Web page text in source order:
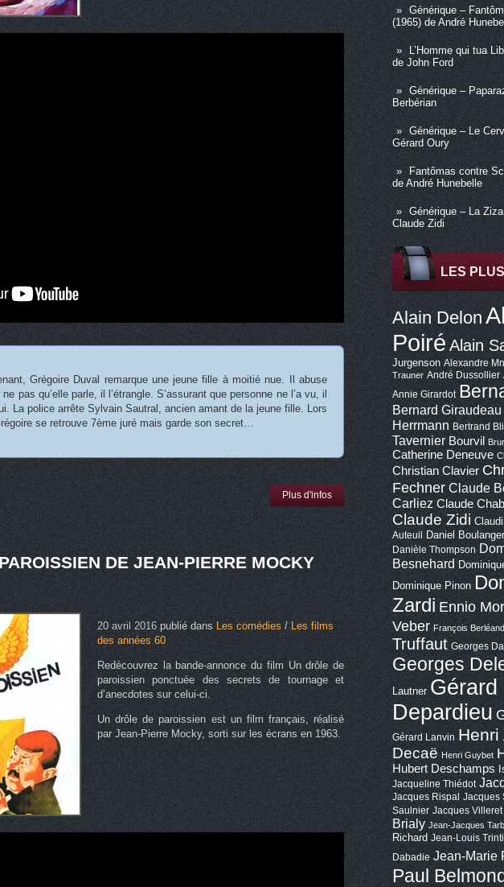
Générique –
(1965) de André
L’Homme qui tua
de John Ford
Générique –
Berbérian
Générique – Le
Gérard Oury
Fantômas contre
de André Hunebelle
Générique – La
Claude Zidi
LES
Alain Delon
Poiré Alain
Jurgenson Alexandre
Trauner André Dussollier
Annie Girardot
Bernard Giraudeau
Herrmann Bertrand
Tavernier Bourvil
Catherine Deneuve
Christian Clavier
Fechner Claude
Carliez Claude
Claude Zidi
Auteuil
Daniel Boulanger
Danièle Thompson
Besnehard
Dominique Pinon
Zardi Ennio
Veber François Berléand
Truffaut Georges
Georges
Lautner Gérard
Depardieu
Gérard Lanvin Henri
Decaë Henri Guybet
Hubert Deschamps
Jacqueline Thiédot
Jacques Rispal Jacques
Saulnier Jacques Villeret
Brialy Jean-Jacques
Richard Jean-Louis
Dabadie Jean-Marie
Paul
Grégoire Duval remarque une jeune fille à moitié nue. Il abuse
ne pas qu’elle parle, il l’étrangle. S’assurant que personne ne l’a vu, il
La police arrête Sylvain Sautral, ancien amant de la jeune fille. Lors
se retrouve 7ème juré mais garde son secret…
Plus d'infos
DE JEAN-PIERRE MOCKY
20 avril 2016 publié dans Les comédies / Les films
des années 60
Redécouvrez la bande-annonce du film Un drôle de
paroissien ponctuée des secrets de tournage et
d’anecdotes sur celui-ci.
Un drôle de paroissien est un film français, réalisé
par Jean-Pierre Mocky, sorti sur les écrans en 1963.